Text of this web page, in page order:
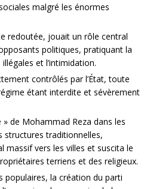
malgré les énormes
redoutée, jouait un rôle central
politiques, pratiquant la
et l’intimidation.
contrôlés par l’État, toute
étant interdite et sévèrement
de Mohammad Reza dans les
structures traditionnelles,
massif vers les villes et suscita le
terriens et des religieux.
populaires, la création du parti